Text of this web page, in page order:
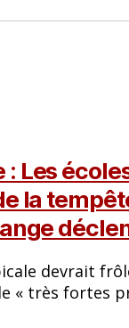
: Les
la
devrait
« très fortes